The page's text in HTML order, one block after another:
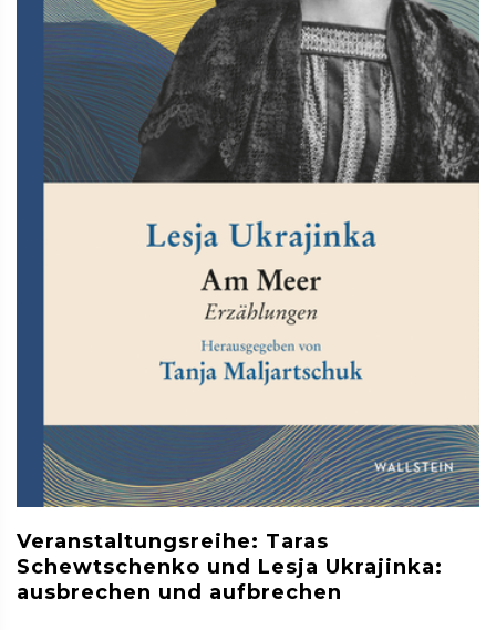
Veranstaltungsreihe: Taras
Schewtschenko und Lesja Ukrajinka:
ausbrechen und aufbrechen